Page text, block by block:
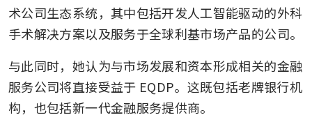
术公司生态系统，其中包括开发人工智能驱动的外科
手术解决方案以及服务于全球利基市场产品的公司。
与此同时，她认为与市场发展和资本形成相关的金融
服务公司将直接受益于 EQDP。这既包括老牌银行机
构，也包括新一代金融服务提供商。